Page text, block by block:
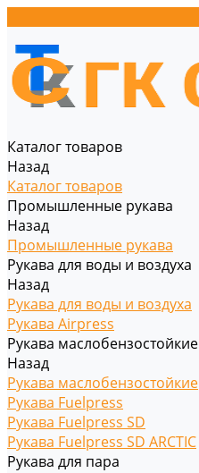
Каталог товаров
Назад
Каталог товаров
Промышленные рукава
Назад
Промышленные рукава
Рукава для воды и воздуха
Назад
Рукава для воды и воздуха
Рукава Airpress
Рукава маслобензостойкие
Назад
Рукава маслобензостойкие
Рукава Fuelpress
Рукава Fuelpress SD
Рукава Fuelpress SD ARCTIC
Рукава для пара